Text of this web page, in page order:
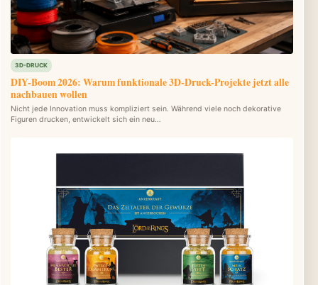
3D-DRUCK
DIY-Boom 2026: Warum funktionale 3D-Druck-Projekte jetzt alle
nachbauen wollen
Nicht jede Innovation muss kompliziert sein. Während viele noch dekorative
Figuren drucken, entwickelt sich ein neu…